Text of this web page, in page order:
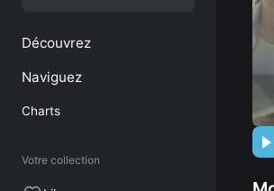
Découvrez
Naviguez
Charts
Votre collection